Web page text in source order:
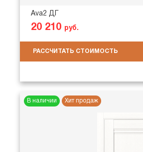
Ava2 ДГ
20 210 руб.
РАССЧИТАТЬ СТОИМОСТЬ
В наличии Хит продаж